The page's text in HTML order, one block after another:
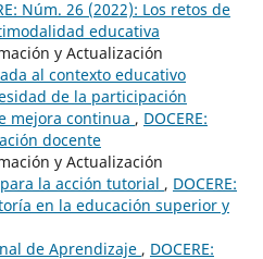
Núm. 26 (2022): Los retos de
educativa
y Actualización
al contexto educativo
de la participación
mejora continua , DOCERE:
docente
y Actualización
la acción tutorial , DOCERE:
en la educación superior y
de Aprendizaje , DOCERE: